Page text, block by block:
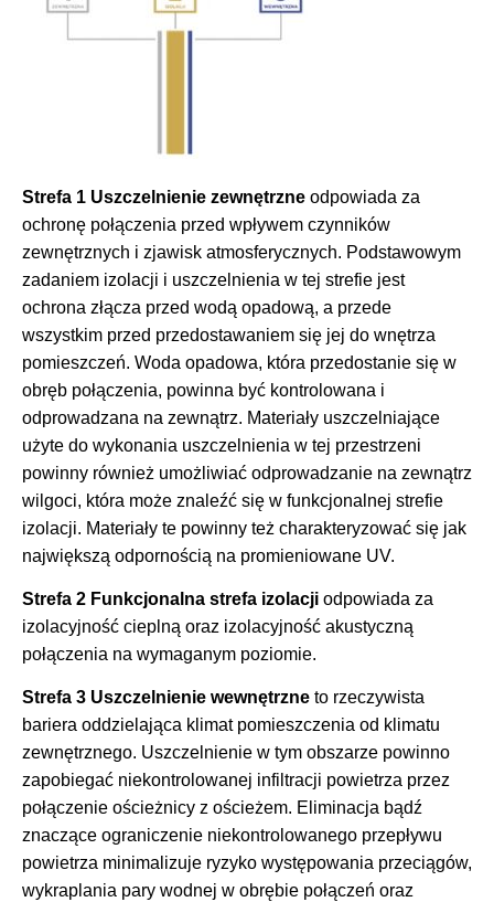
Strefa 1 Uszczelnienie zewnętrzne odpowiada za
ochronę połączenia przed wpływem czynników
zewnętrznych i zjawisk atmosferycznych. Podstawowym
zadaniem izolacji i uszczelnienia w tej strefie jest
ochrona złącza przed wodą opadową, a przede
wszystkim przed przedostawaniem się jej do wnętrza
pomieszczeń. Woda opadowa, która przedostanie się w
obręb połączenia, powinna być kontrolowana i
odprowadzana na zewnątrz. Materiały uszczelniające
użyte do wykonania uszczelnienia w tej przestrzeni
powinny również umożliwiać odprowadzanie na zewnątrz
wilgoci, która może znaleźć się w funkcjonalnej strefie
izolacji. Materiały te powinny też charakteryzować się jak
największą odpornością na promieniowane UV.
Strefa 2 Funkcjonalna strefa izolacji odpowiada za
izolacyjność cieplną oraz izolacyjność akustyczną
połączenia na wymaganym poziomie.
Strefa 3 Uszczelnienie wewnętrzne to rzeczywista
bariera oddzielająca klimat pomieszczenia od klimatu
zewnętrznego. Uszczelnienie w tym obszarze powinno
zapobiegać niekontrolowanej infiltracji powietrza przez
połączenie ościeżnicy z ościeżem. Eliminacja bądź
znaczące ograniczenie niekontrolowanego przepływu
powietrza minimalizuje ryzyko występowania przeciągów,
wykraplania pary wodnej w obrębie połączeń oraz